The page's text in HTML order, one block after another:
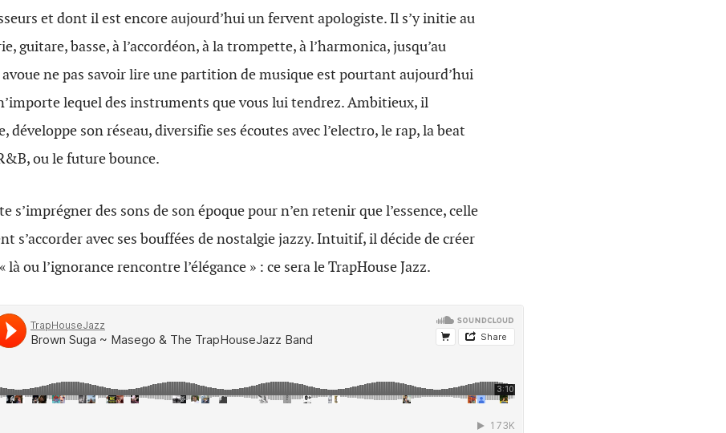
et dont il est encore aujourd’hui un fervent apologiste. Il s’y initie au
guitare, basse, à l’accordéon, à la trompette, à l’harmonica, jusqu’au
ne pas savoir lire une partition de musique est pourtant aujourd’hui
lequel des instruments que vous lui tendrez. Ambitieux, il
développe son réseau, diversifie ses écoutes avec l’electro, le rap, la beat
ou le future bounce.
s’imprégner des sons de son époque pour n’en retenir que l’essence, celle
s’accorder avec ses bouffées de nostalgie jazzy. Intuitif, il décide de créer
là ou l’ignorance rencontre l’élégance » : ce sera le TrapHouse Jazz.